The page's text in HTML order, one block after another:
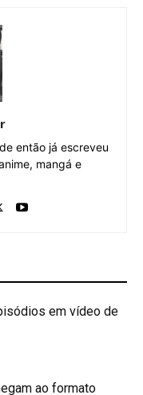
então já escreveu
mangá e
em vídeo de
ao formato